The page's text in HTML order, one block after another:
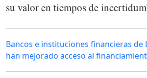
su valor en tiempos de
Bancos e instituciones financieras de
han mejorado acceso al